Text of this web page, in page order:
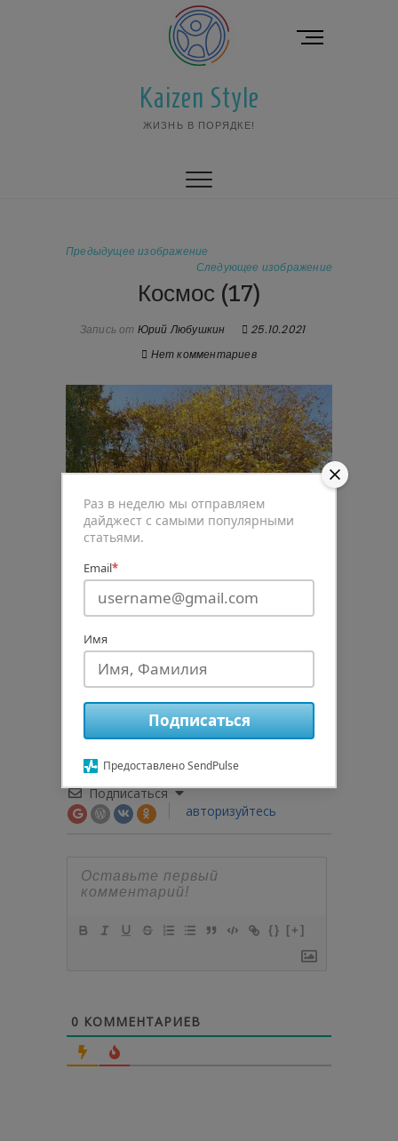
Kaizen Style
ЖИЗНЬ В ПОРЯДКЕ!
К
Предыдущее изображение
Следующее изображение
Космос (17)
Запись от Юрий Любушкин
25.10.2021
Нет комментариев
0
Подписаться
авторизуйтесь
{} [+]
0 КОММЕНТАРИЕВ
Раз в неделю мы отправляем
дайджест с самыми популярными
статьями.
Email*
Имя
Подписаться
Предоставлено SendPulse